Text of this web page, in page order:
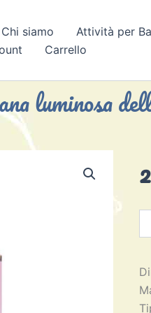
Chi siamo Attività per
Carrello
luminosa
da